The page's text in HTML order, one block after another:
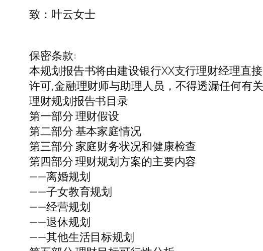
致：叶云女士
保密条款:
本规划报告书将由建设银行XX支行理财经理直
许可,金融理财师与助理人员，不得透漏任何有关
理财规划报告书目录
第一部分 理财假设
第二部分 基本家庭情况
第三部分 家庭财务状况和健康检查
第四部分 理财规划方案的主要内容
——离婚规划
——子女教育规划
——经营规划
——退休规划
——其他生活目标规划